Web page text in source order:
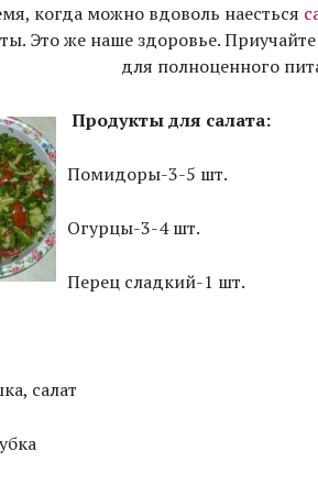
когда можно вдоволь наесться
Это же наше здоровье.
для полноценного
Продукты для салата:
Помидоры-3-5 шт.
Огурцы-3-4 шт.
Перец сладкий-1 шт.
салат